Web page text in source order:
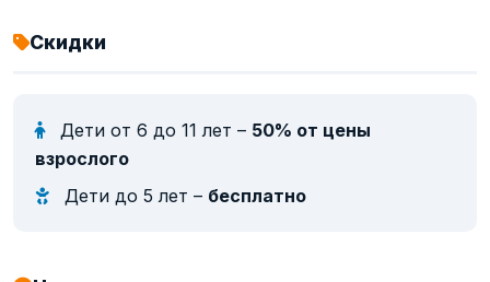
Скидки
Дети от 6 до 11 лет – 50% от цены
взрослого
Дети до 5 лет – бесплатно